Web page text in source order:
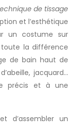
de tissage
et l’esthétique
un costume sur
la différence
de bain haut de
jacquard…
précis et à une
d’assembler un